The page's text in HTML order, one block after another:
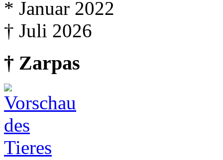
* Januar 2022
† Juli 2026
† Zarpas